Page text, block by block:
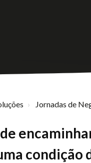
Jornadas de
condição